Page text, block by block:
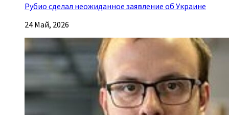
Рубио сделал неожиданное заявление об Украине
24 Май, 2026